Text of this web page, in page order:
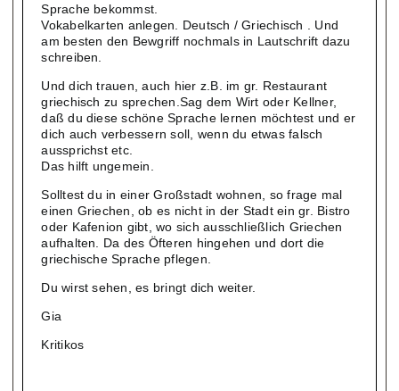
Sprache bekommst.
Vokabelkarten anlegen. Deutsch / Griechisch . Und
am besten den Bewgriff nochmals in Lautschrift dazu
schreiben.
Und dich trauen, auch hier z.B. im gr. Restaurant
griechisch zu sprechen.Sag dem Wirt oder Kellner,
daß du diese schöne Sprache lernen möchtest und er
dich auch verbessern soll, wenn du etwas falsch
aussprichst etc.
Das hilft ungemein.
Solltest du in einer Großstadt wohnen, so frage mal
einen Griechen, ob es nicht in der Stadt ein gr. Bistro
oder Kafenion gibt, wo sich ausschließlich Griechen
aufhalten. Da des Öfteren hingehen und dort die
griechische Sprache pflegen.
Du wirst sehen, es bringt dich weiter.
Gia
Kritikos